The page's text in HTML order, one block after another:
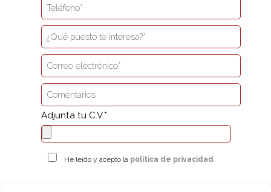
Adjunta tu C.V.*
He leído y acepto la política de privacidad